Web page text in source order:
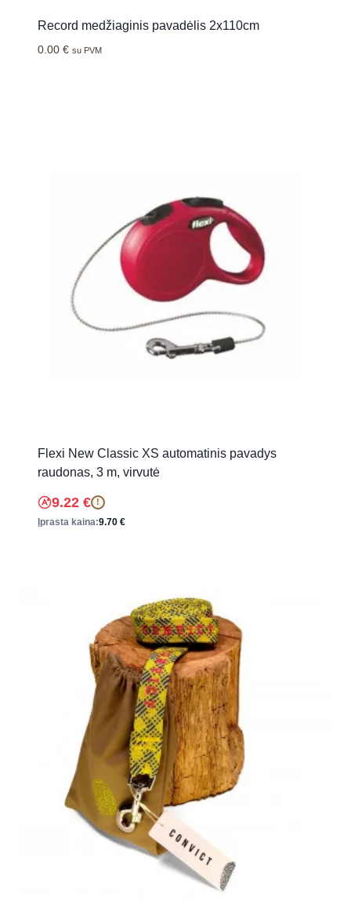
Record medžiaginis pavadėlis 2x110cm
0.00 € su PVM
Flexi New Classic XS automatinis pavadys
raudonas, 3 m, virvutė
9.22 € !
Įprasta kaina:9.70 €